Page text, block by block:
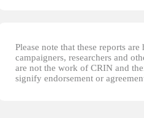
Please note that these reports
campaigners, researchers and
are not the work of CRIN and
signify endorsement or